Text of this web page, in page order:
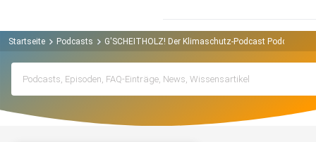
Startseite Podcasts G'SCHEITHOLZ! Der Klimaschutz-Podcast Podcast